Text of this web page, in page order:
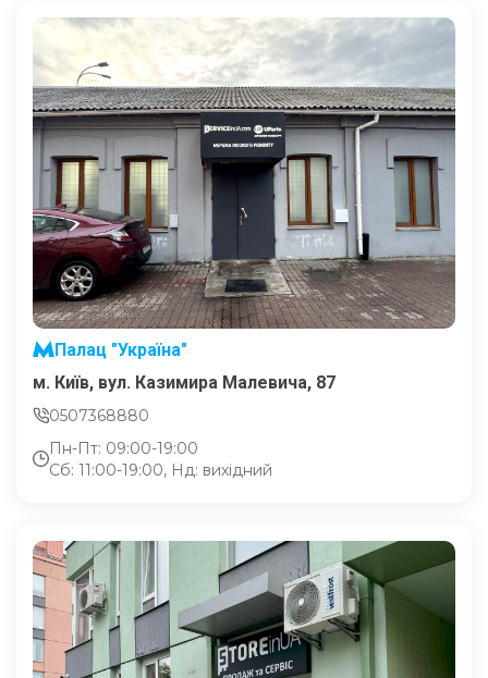
Палац "Україна"
м. Київ, вул. Казимира Малевича, 87
0507368880
Пн-Пт: 09:00-19:00
Сб: 11:00-19:00, Нд: вихідний